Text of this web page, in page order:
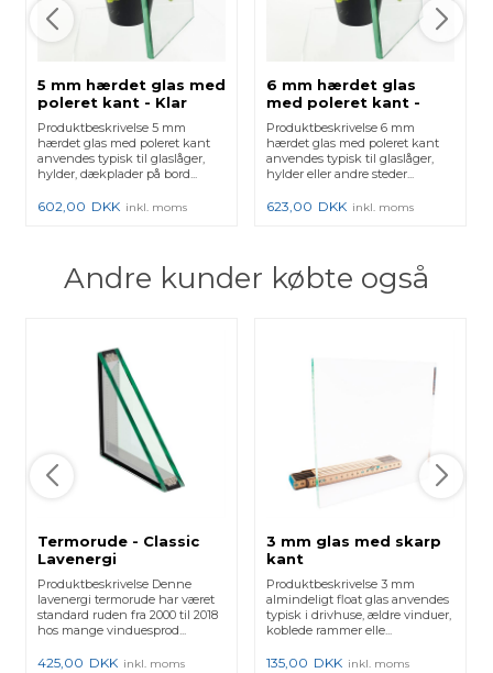
5 mm hærdet glas med
poleret kant - Klar
Produktbeskrivelse 5 mm
hærdet glas med poleret kant
anvendes typisk til glaslåger,
hylder, dækplader på bord...
602,00 DKK inkl. moms
6 mm hærdet glas
med poleret kant -
Klar
Produktbeskrivelse 6 mm
hærdet glas med poleret kant
anvendes typisk til glaslåger,
hylder eller andre steder...
623,00 DKK inkl. moms
Andre kunder købte også
Termorude - Classic
Lavenergi
Produktbeskrivelse Denne
lavenergi termorude har været
standard ruden fra 2000 til 2018
hos mange vinduesprod...
425,00 DKK inkl. moms
3 mm glas med skarp
kant
Produktbeskrivelse 3 mm
almindeligt float glas anvendes
typisk i drivhuse, ældre vinduer,
koblede rammer elle...
135,00 DKK inkl. moms